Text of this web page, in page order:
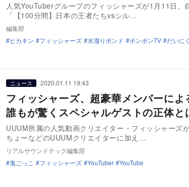
人気YouTuberグループのフィッシャーズが1月11日、
「【100分間】日本の王者たちvsシル…
編集部
ヒカキン
フィッシャーズ 水溜りボンド ボンボンTV だいに
ニュース 2020.01.11 19:43
フィッシャーズ、超豪華メンバーに
誰もが驚くスペシャルゲストの正体と
UUUM所属の人気動画クリエイター・フィッシャーズ
ちょーなどのUUUMクリエイターに加え…
リアルサウンドテック編集部
鬼ごっこ
フィッシャーズ YouTuber YouTube